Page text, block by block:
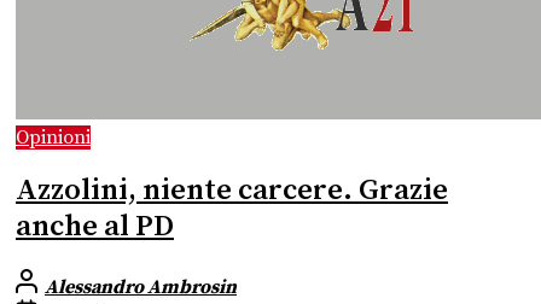
Opinioni
Azzolini, niente carcere. Grazie
anche al PD
Alessandro Ambrosin